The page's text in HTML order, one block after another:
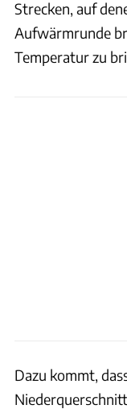
Strecken, auf
Aufwärmrunde
Temperatur zu
Dazu kommt,